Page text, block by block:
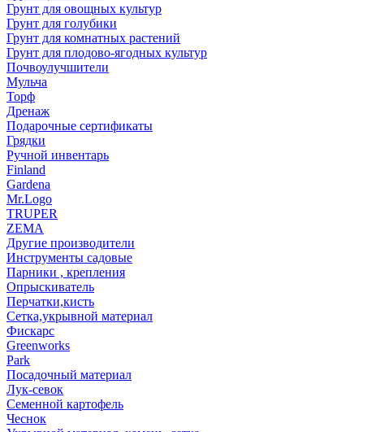
Грунт для овощных культур
Грунт для голубики
Грунт для комнатных растений
Грунт для плодово-ягодных культур
Почвоулучшители
Мульча
Торф
Дренаж
Подарочные сертификаты
Грядки
Ручной инвентарь
Finland
Gardena
Mr.Logo
TRUPER
ZEMA
Другие производители
Инструменты садовые
Парники , крепления
Опрыскиватель
Перчатки,кисть
Сетка,укрывной материал
Фискарс
Greenworks
Park
Посадочный материал
Лук-севок
Семенной картофель
Чеснок